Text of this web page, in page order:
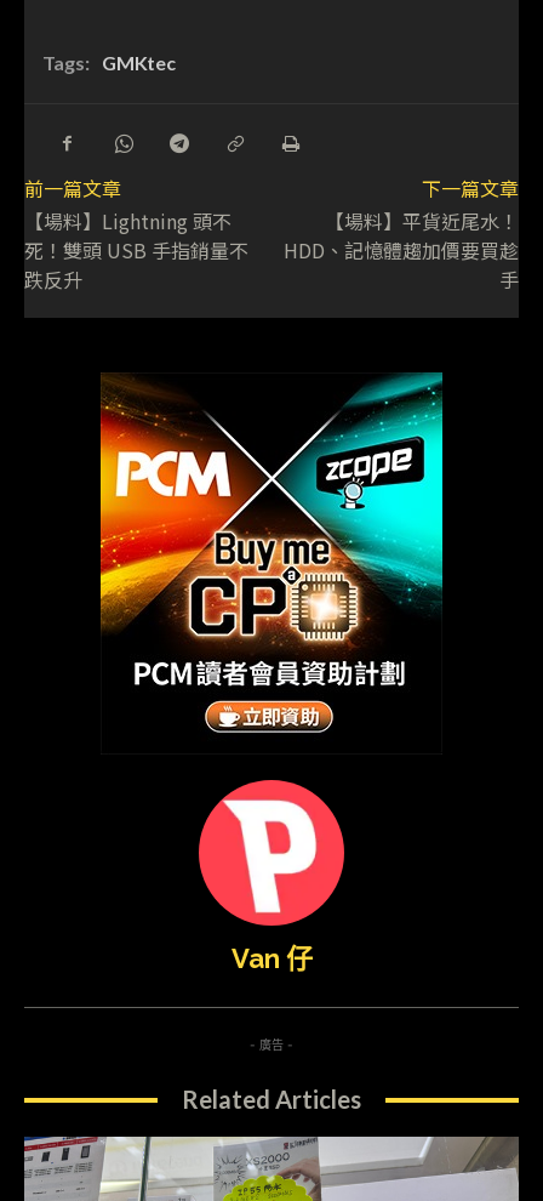
Tags: GMKtec
前一篇文章
【場料】Lightning 頭不
死！雙頭 USB 手指銷量不
跌反升
下一篇文章
【場料】平貨近尾水！
HDD、記憶體趨加價要買趁
手
Van 仔
- 廣告 -
Related Articles